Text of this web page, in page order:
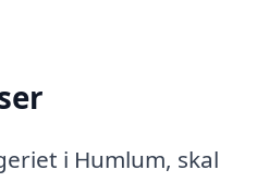
i Humlum, skal